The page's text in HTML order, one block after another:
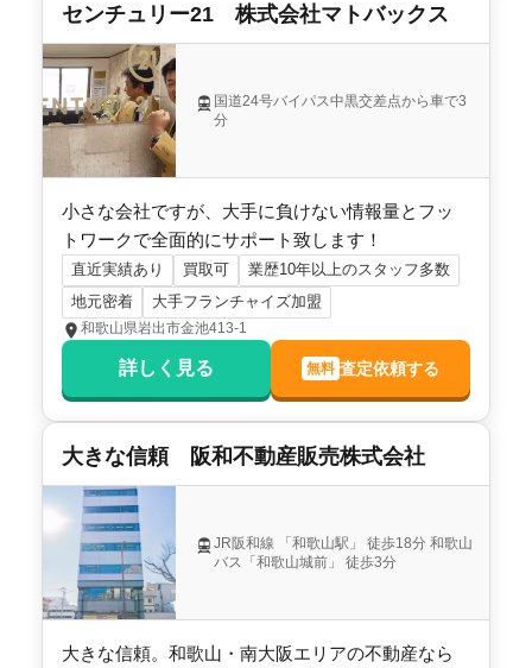
用途地域 準住居地域
施工会社 -
センチュリー21 株式会社マトバックス
国道24号バイパス中黒交差点から車で3
分
小さな会社ですが、大手に負けない情報量とフッ
トワークで全面的にサポート致します！
直近実績あり 買取可
業歴10年以上のスタッフ多数
地元密着
大手フランチャイズ加盟
和歌山県岩出市金池413-1
詳しく見る 無料 査定依頼する
大きな信頼 阪和不動産販売株式会社
JR阪和線 「和歌山駅」 徒歩18分 和歌山
バス「和歌山城前」 徒歩3分
大きな信頼。和歌山・南大阪エリアの不動産なら